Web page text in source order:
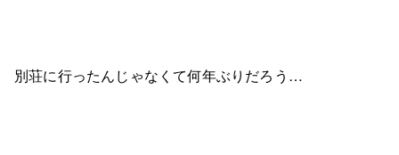
別荘に行ったんじゃなくて何年ぶりだろう…